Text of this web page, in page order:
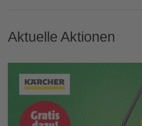
Aktuelle Aktionen